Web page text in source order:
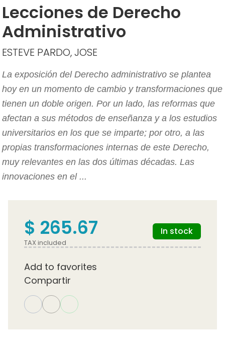
Lecciones de Derecho
Administrativo
ESTEVE PARDO, JOSE
La exposición del Derecho administrativo se plantea
hoy en un momento de cambio y transformaciones que
tienen un doble origen. Por un lado, las reformas que
afectan a sus métodos de enseñanza y a los estudios
universitarios en los que se imparte; por otro, a las
propias transformaciones internas de este Derecho,
muy relevantes en las dos últimas décadas. Las
innovaciones en el ...
$ 265.67
TAX included
In stock
Add to favorites
Compartir